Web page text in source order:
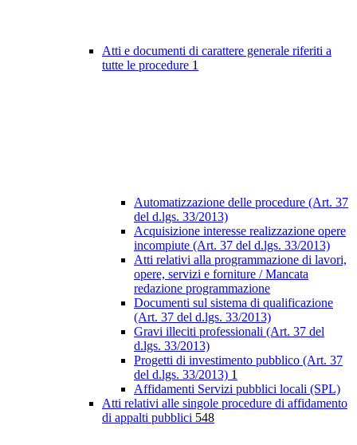
Atti e documenti di carattere generale riferiti a
tutte le procedure 1
Automatizzazione delle procedure (Art. 37
del d.lgs. 33/2013)
Acquisizione interesse realizzazione opere
incompiute (Art. 37 del d.lgs. 33/2013)
Atti relativi alla programmazione di lavori,
opere, servizi e forniture / Mancata
redazione programmazione
Documenti sul sistema di qualificazione
(Art. 37 del d.lgs. 33/2013)
Gravi illeciti professionali (Art. 37 del
d.lgs. 33/2013)
Progetti di investimento pubblico (Art. 37
del d.lgs. 33/2013) 1
Affidamenti Servizi pubblici locali (SPL)
Atti relativi alle singole procedure di affidamento
di appalti pubblici 548